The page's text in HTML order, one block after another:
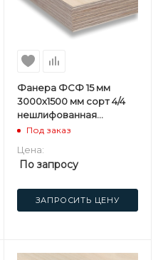
Фанера ФСФ 15 мм
3000х1500 мм сорт 4/4
нешлифованная
березовая
Под заказ
Цена:
По запросу
ЗАПРОСИТЬ ЦЕНУ